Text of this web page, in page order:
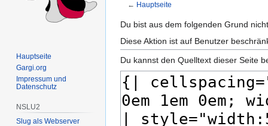
← Hauptseite
Zur
Navigation
springen
Zur
Suche
springen
Du bist aus dem folgenden Grund
Diese Aktion ist auf Benutzer
Du kannst den Quelltext dieser Seite
Hauptseite
Gargi.org
Impressum und
Datenschutz
NSLU2
Slug als Webserver